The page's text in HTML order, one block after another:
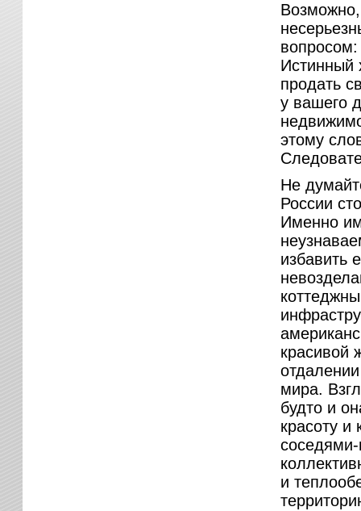
Возможно,
вопросом:
Истинный
продать
у вашего
этому
Не
России
Именно
избавить
красивой
мира.
будто и
красоту
и